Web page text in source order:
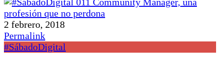
2 febrero, 2018
Permalink
#SábadoDigital